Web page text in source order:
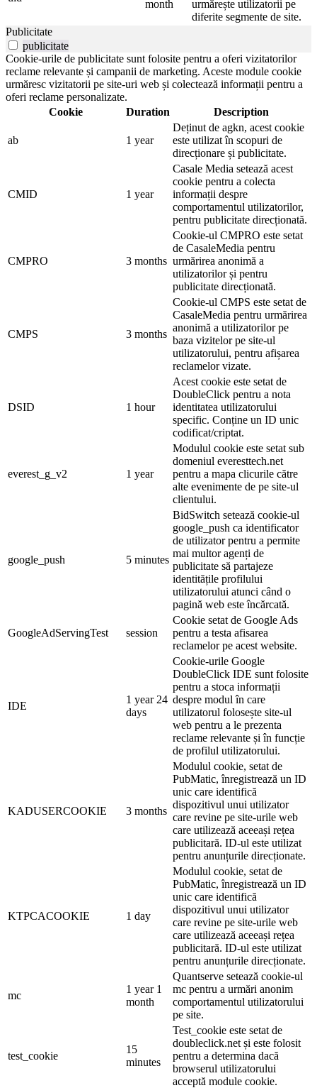
month
urmărește utilizatorii pe
diferite segmente de site.
Publicitate
publicitate
Cookie-urile de publicitate sunt folosite pentru a oferi vizitatorilor
reclame relevante și campanii de marketing. Aceste module cookie
urmăresc vizitatorii pe site-uri web și colectează informații pentru a
oferi reclame personalizate.
Cookie
Duration Description
ab 1 year
Deținut de agkn, acest cookie
este utilizat în scopuri de
direcționare și publicitate.
CMID 1 year
Casale Media setează acest
cookie pentru a colecta
informații despre
comportamentul utilizatorilor,
pentru publicitate direcționată.
CMPRO 3 months
Cookie-ul CMPRO este setat
de CasaleMedia pentru
urmărirea anonimă a
utilizatorilor și pentru
publicitate direcționată.
CMPS 3 months
Cookie-ul CMPS este setat de
CasaleMedia pentru urmărirea
anonimă a utilizatorilor pe
baza vizitelor pe site-ul
utilizatorului, pentru afișarea
reclamelor vizate.
DSID 1 hour
Acest cookie este setat de
DoubleClick pentru a nota
identitatea utilizatorului
specific. Conține un ID unic
codificat/criptat.
everest_g_v2 1 year
Modulul cookie este setat sub
domeniul everesttech.net
pentru a mapa clicurile către
alte evenimente de pe site-ul
clientului.
google_push 5 minutes
BidSwitch setează cookie-ul
google_push ca identificator
de utilizator pentru a permite
mai multor agenți de
publicitate să partajeze
identitățile profilului
utilizatorului atunci când o
pagină web este încărcată.
GoogleAdServingTest session
Cookie setat de Google Ads
pentru a testa afisarea
reclamelor pe acest website.
IDE
1 year 24
days
Cookie-urile Google
DoubleClick IDE sunt folosite
pentru a stoca informații
despre modul în care
utilizatorul folosește site-ul
web pentru a le prezenta
reclame relevante și în funcție
de profilul utilizatorului.
KADUSERCOOKIE 3 months
Modulul cookie, setat de
PubMatic, înregistrează un ID
unic care identifică
dispozitivul unui utilizator
care revine pe site-urile web
care utilizează aceeași rețea
publicitară. ID-ul este utilizat
pentru anunțurile direcționate.
KTPCACOOKIE 1 day
Modulul cookie, setat de
PubMatic, înregistrează un ID
unic care identifică
dispozitivul unui utilizator
care revine pe site-urile web
care utilizează aceeași rețea
publicitară. ID-ul este utilizat
pentru anunțurile direcționate.
mc
1 year 1
month
Quantserve setează cookie-ul
mc pentru a urmări anonim
comportamentul utilizatorului
pe site.
test_cookie
15
minutes
Test_cookie este setat de
doubleclick.net și este folosit
pentru a determina dacă
browserul utilizatorului
acceptă module cookie.